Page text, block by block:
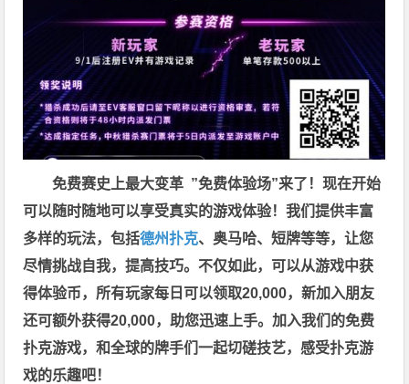
免费赛史上最大变革 ”免费体验场”来了！现在开始
可以随时随地可以享受真实的游戏体验！我们提供丰富
多样的玩法，包括德州扑克、奥马哈、短牌等等，让您
尽情挑战自我，提高技巧。不仅如此， 可以从游戏中获
得体验币，所有玩家每日可以领取20,000，新加入朋友
还可额外获得20,000，助您迅速上手。加入我们的免费
扑克游戏，和全球的牌手们一起切磋技艺，感受扑克游
戏的乐趣吧！